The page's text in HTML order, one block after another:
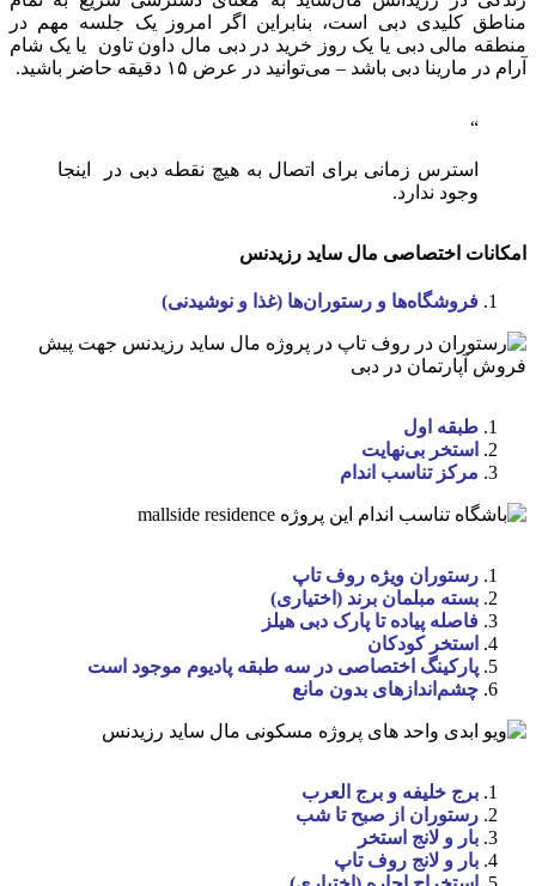
مناطق کلیدی دبی است، بنابراین اگر امروز یک جلسه مهم در
منطقه مالی دبی یا یک روز خرید در دبی مال داون تاون یا یک شام
آرام در مارینا دبی باشد – می‌توانید در عرض ۱۵ دقیقه حاضر باشید.
استرس زمانی برای اتصال به هیچ نقطه دبی در اینجا
وجود ندارد.
امکانات اختصاصی مال ساید رزیدنس
فروشگاه‌ها و رستوران‌ها (غذا و نوشیدنی)
طبقه اول
استخر بی‌نهایت
مرکز تناسب اندام
رستوران ویژه روف تاپ
بسته مبلمان برند (اختیاری)
فاصله پیاده تا پارک دبی هیلز
استخر کودکان
پارکینگ اختصاصی در سه طبقه پادیوم موجود است
چشم‌اندازهای بدون مانع
برج خلیفه و برج العرب
رستوران از صبح تا شب
بار و لانج استخر
بار و لانج روف تاپ